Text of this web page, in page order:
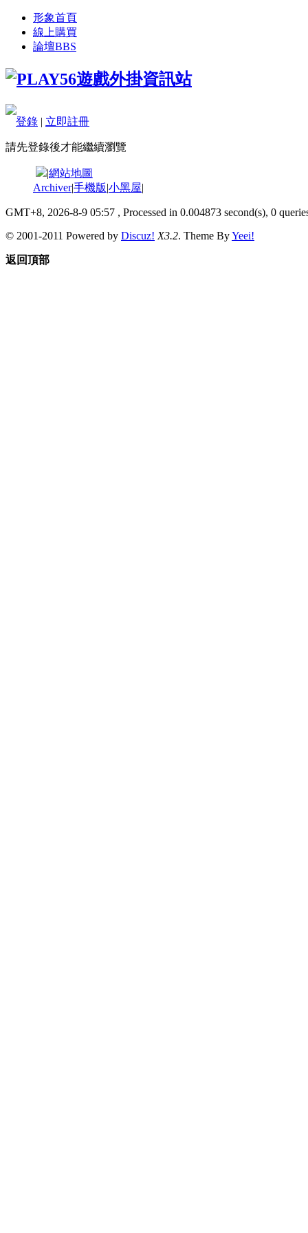
形象首頁
線上購買
論壇BBS
登錄 | 立即註冊
請先登錄後才能繼續瀏覽
|網站地圖
Archiver|手機版|小黑屋|
GMT+8, 2026-8-9 05:57 , Processed in 0.004873 second(s), 0
© 2001-2011 Powered by Discuz! X3.2. Theme ByYeei!
返回頂部